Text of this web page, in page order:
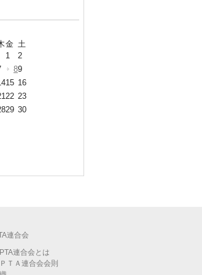
金 土
1
2
89
15 16
22 23
29 30
連合会
連合会とは
ＴＡ連合会会則